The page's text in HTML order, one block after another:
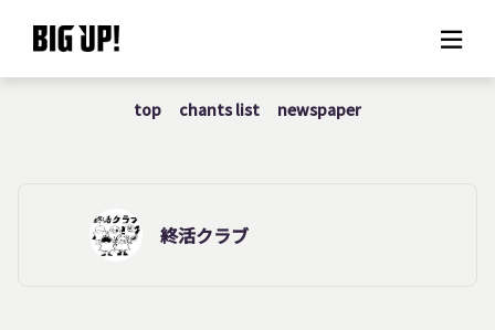
About BIG UP!
Rate plan
top chants list newspaper
終活クラブ